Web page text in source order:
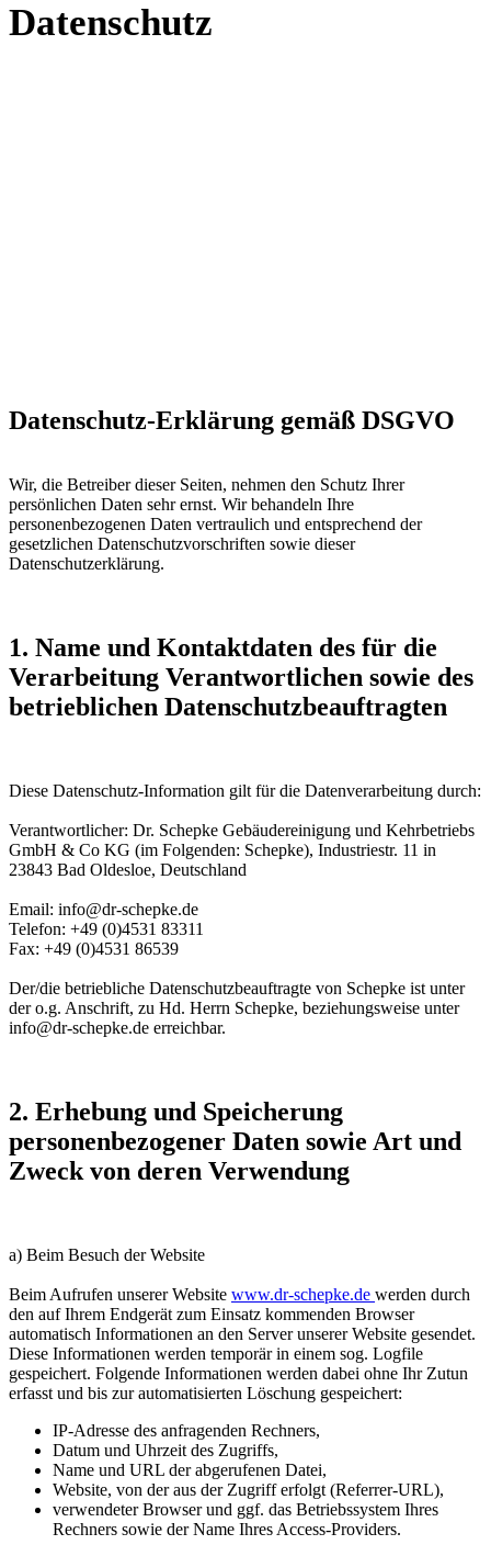
Datenschutz
Datenschutz-Erklärung gemäß DSGVO
Wir, die Betreiber dieser Seiten, nehmen den Schutz Ihrer
persönlichen Daten sehr ernst. Wir behandeln Ihre
personenbezogenen Daten vertraulich und entsprechend der
gesetzlichen Datenschutzvorschriften sowie dieser
Datenschutzerklärung.
1. Name und Kontaktdaten des für die
Verarbeitung Verantwortlichen sowie des
betrieblichen Datenschutzbeauftragten
Diese Datenschutz-Information gilt für die Datenverarbeitung durch:
Verantwortlicher: Dr. Schepke Gebäudereinigung und Kehrbetriebs
GmbH & Co KG (im Folgenden: Schepke), Industriestr. 11 in
23843 Bad Oldesloe, Deutschland
Email: info@dr-schepke.de
Telefon: +49 (0)4531 83311
Fax: +49 (0)4531 86539
Der/die betriebliche Datenschutzbeauftragte von Schepke ist unter
der o.g. Anschrift, zu Hd. Herrn Schepke, beziehungsweise unter
info@dr-schepke.de erreichbar.
2. Erhebung und Speicherung
personenbezogener Daten sowie Art und
Zweck von deren Verwendung
a) Beim Besuch der Website
Beim Aufrufen unserer Website www.dr-schepke.de werden durch
den auf Ihrem Endgerät zum Einsatz kommenden Browser
automatisch Informationen an den Server unserer Website gesendet.
Diese Informationen werden temporär in einem sog. Logfile
gespeichert. Folgende Informationen werden dabei ohne Ihr Zutun
erfasst und bis zur automatisierten Löschung gespeichert:
IP-Adresse des anfragenden Rechners,
Datum und Uhrzeit des Zugriffs,
Name und URL der abgerufenen Datei,
Website, von der aus der Zugriff erfolgt (Referrer-URL),
verwendeter Browser und ggf. das Betriebssystem Ihres
Rechners sowie der Name Ihres Access-Providers.